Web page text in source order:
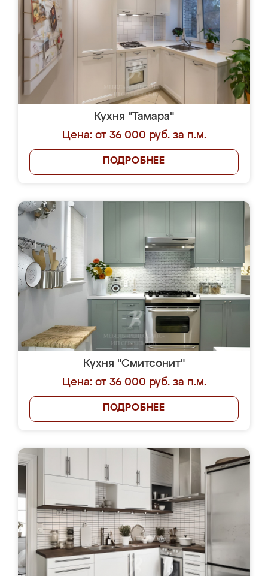
Кухня "Тамара"
Цена: от 36 000 руб. за п.м.
ПОДРОБНЕЕ
Кухня "Смитсонит"
Цена: от 36 000 руб. за п.м.
ПОДРОБНЕЕ